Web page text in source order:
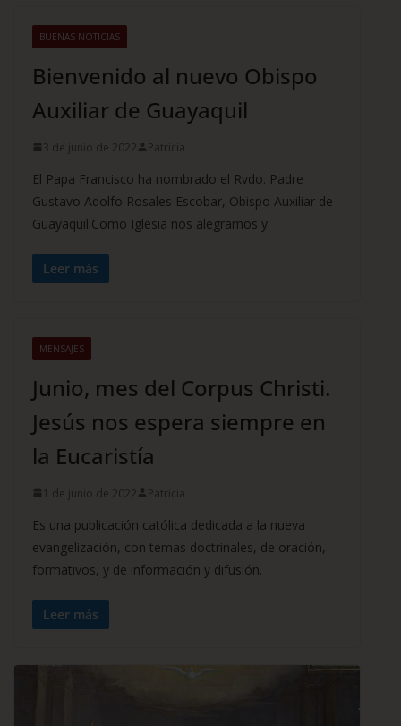
BUENAS NOTICIAS
Bienvenido al nuevo Obispo
Auxiliar de Guayaquil
3 de junio de 2022 Patricia
El Papa Francisco ha nombrado el Rvdo. Padre
Gustavo Adolfo Rosales Escobar, Obispo Auxiliar de
Guayaquil.Como Iglesia nos alegramos y
Leer más
MENSAJES
Junio, mes del Corpus Christi.
Jesús nos espera siempre en
la Eucaristía
1 de junio de 2022 Patricia
Es una publicación católica dedicada a la nueva
evangelización, con temas doctrinales, de oración,
formativos, y de información y difusión.
Leer más